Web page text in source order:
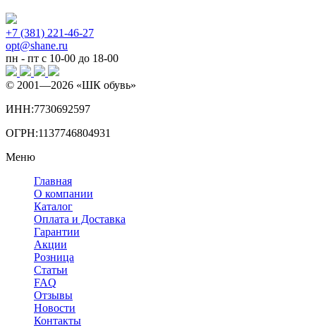
+7 (381) 221-46-27
opt@shane.ru
пн - пт с 10-00 до 18-00
© 2001—2026 «ШК обувь»
ИНН:7730692597
ОГРН:1137746804931
Меню
Главная
О компании
Каталог
Оплата и Доставка
Гарантии
Акции
Розница
Статьи
FAQ
Отзывы
Новости
Контакты